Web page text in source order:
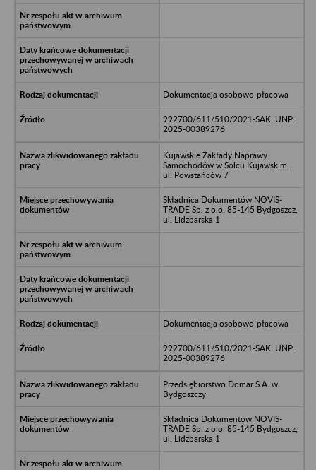
Dokumentacja osobowo-płacowa
992700/611/510/2021-SAK; UNP:
2025-00389276
Kujawskie Zakłady Naprawy
Samochodów w Solcu Kujawskim,
ul. Powstańców 7
Składnica Dokumentów NOVIS-
TRADE Sp. z o.o. 85-145 Bydgoszcz,
ul. Lidzbarska 1
Dokumentacja osobowo-płacowa
992700/611/510/2021-SAK; UNP:
2025-00389276
Przedsiębiorstwo Domar S.A. w
Bydgoszczy
Składnica Dokumentów NOVIS-
TRADE Sp. z o.o. 85-145 Bydgoszcz,
ul. Lidzbarska 1